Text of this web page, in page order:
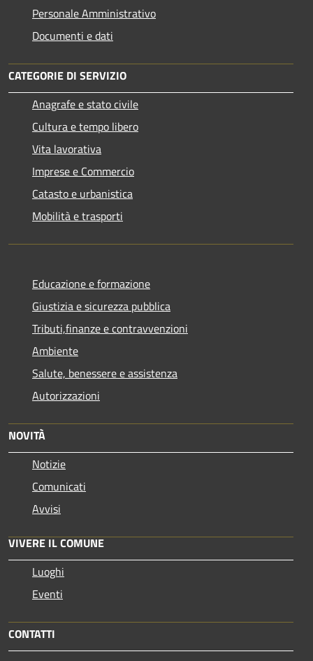
Personale Amministrativo
Documenti e dati
CATEGORIE DI SERVIZIO
Anagrafe e stato civile
Cultura e tempo libero
Vita lavorativa
Imprese e Commercio
Catasto e urbanistica
Mobilità e trasporti
Educazione e formazione
Giustizia e sicurezza pubblica
Tributi,finanze e contravvenzioni
Ambiente
Salute, benessere e assistenza
Autorizzazioni
NOVITÀ
Notizie
Comunicati
Avvisi
VIVERE IL COMUNE
Luoghi
Eventi
CONTATTI